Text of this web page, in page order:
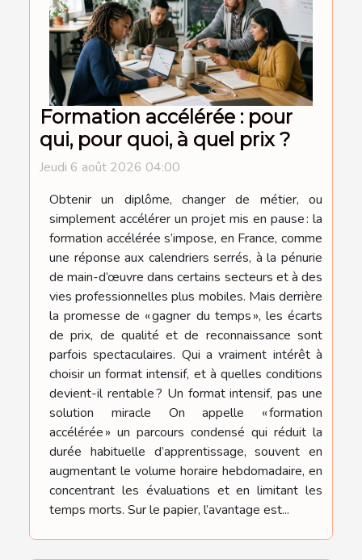
Formation accélérée : pour
qui, pour quoi, à quel prix ?
Jeudi 6 août 2026 04:00
Obtenir un diplôme, changer de métier, ou
simplement accélérer un projet mis en pause : la
formation accélérée s’impose, en France, comme
une réponse aux calendriers serrés, à la pénurie
de main-d’œuvre dans certains secteurs et à des
vies professionnelles plus mobiles. Mais derrière
la promesse de « gagner du temps », les écarts
de prix, de qualité et de reconnaissance sont
parfois spectaculaires. Qui a vraiment intérêt à
choisir un format intensif, et à quelles conditions
devient-il rentable ? Un format intensif, pas une
solution miracle On appelle « formation
accélérée » un parcours condensé qui réduit la
durée habituelle d’apprentissage, souvent en
augmentant le volume horaire hebdomadaire, en
concentrant les évaluations et en limitant les
temps morts. Sur le papier, l’avantage est...